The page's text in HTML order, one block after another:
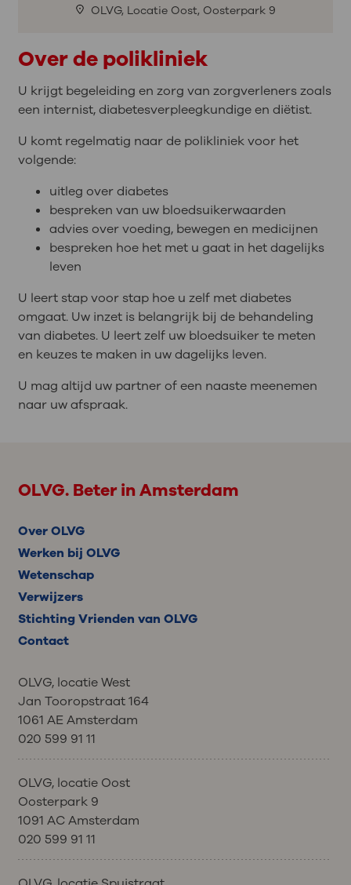
OLVG, Locatie Oost, Oosterpark 9
Over de polikliniek
U krijgt begeleiding en zorg van zorgverleners zoals
een internist, diabetesverpleegkundige en diëtist.
U komt regelmatig naar de polikliniek voor het
volgende:
uitleg over diabetes
bespreken van uw bloedsuikerwaarden
advies over voeding, bewegen en medicijnen
bespreken hoe het met u gaat in het dagelijks
leven
U leert stap voor stap hoe u zelf met diabetes
omgaat. Uw inzet is belangrijk bij de behandeling
van diabetes. U leert zelf uw bloedsuiker te meten
en keuzes te maken in uw dagelijks leven.
U mag altijd uw partner of een naaste meenemen
naar uw afspraak.
OLVG. Beter in Amsterdam
Over OLVG
Werken bij OLVG
Wetenschap
Verwijzers
Stichting Vrienden van OLVG
Contact
OLVG, locatie West
Jan Tooropstraat 164
1061 AE Amsterdam
020 599 91 11
OLVG, locatie Oost
Oosterpark 9
1091 AC Amsterdam
020 599 91 11